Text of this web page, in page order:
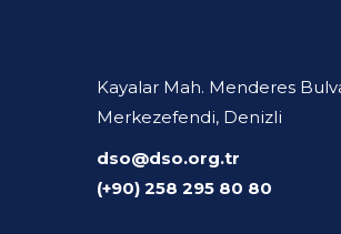
Kayalar Mah. Menderes
Merkezefendi, Denizli
dso@dso.org.tr
(+90) 258 295 80 80